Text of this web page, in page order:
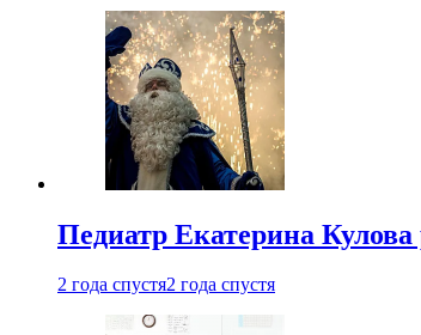
Педиатр Екатерина
2 года спустя2 года спустя